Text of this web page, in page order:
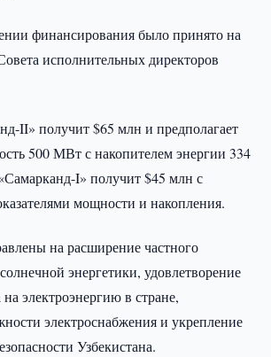
финансирования было принято на
исполнительных директоров
II» получит $65 млн и предполагает
500 МВт с накопителем энергии 334
I» получит $45 млн с
мощности и накопления.
на расширение частного
энергетики, удовлетворение
электроэнергию в стране,
электроснабжения и укрепление
Узбекистана.